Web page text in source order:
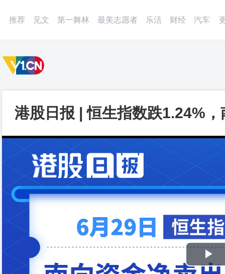
推荐 见文 第一舞林 最美志愿者 乐活 财经 汽车
港股日报 | 恒生指数跌1.24%
元，家庭电器及用品板块领涨_